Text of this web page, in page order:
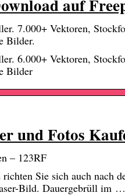
auf
7.000+ Vektoren,
Bilder.
6.000+ Vektoren,
Bilder
und Fotos
– 123RF
Sie sich auch nach
Bild. Dauergebrüll im …